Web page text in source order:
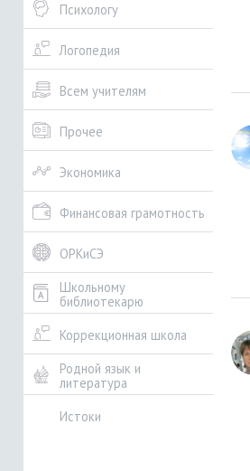
Психологу
Логопедия
Всем учителям
Прочее
Экономика
Финансовая грамотность
ОРКиСЭ
Школьному
библиотекарю
Коррекционная школа
Родной язык и
литература
Истоки